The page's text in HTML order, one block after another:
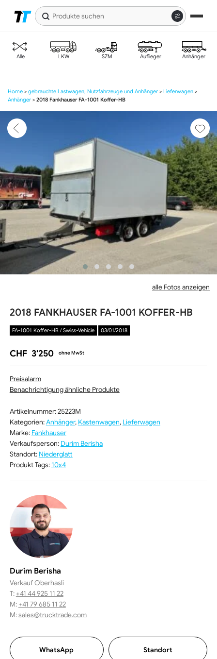
Zur
springen
Zum
springen
Produkte
suchen
Home> gebrauchte Lastwagen, Nutzfahrzeuge und Anhänger> Lieferwagen>
Anhänger> 2018 Fankhauser FA-1001 Koffer-HB
Alle LKW SZM Auflieger Anhänger
alle Fotos anzeigen
2018 FANKHAUSER FA-1001 KOFFER-HB
FA-1001 Koffer-HB / Swiss-Vehicle 03/01/2018
ohne MwSt
CHF 3'250
Preisalarm
Benachrichtigung ähnliche Produkte
Artikelnummer:25223M
Kategorien:Anhänger, Kastenwagen, Lieferwagen
Marke: Fankhauser
Verkaufsperson: Durim Berisha
Standort: Niederglatt
Produkt Tags: 10x4
Durim Berisha
Verkauf Oberhasli
T: +41 44 925 11 22
M: +41 79 685 11 22
M:sales@trucktrade.com
WhatsApp Standort